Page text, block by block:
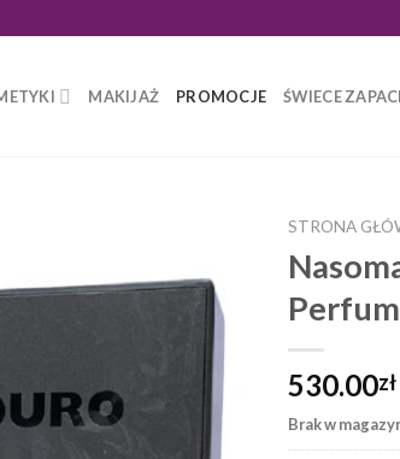
MAKIJAŻ PROMOCJE ŚWIECE
STRONA
530.00zł
Brak w